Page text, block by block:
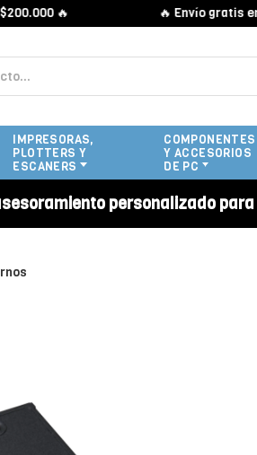
🔥 🔥 Envío gratis en
IMPRESORAS,
PLOTTERS Y
ESCANERS
COMPONENTES
Y ACCESORIOS
DE PC
personalizado